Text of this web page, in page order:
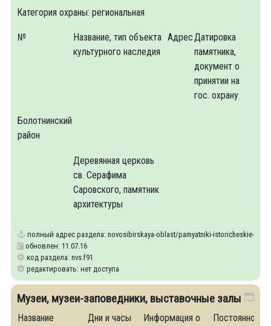
Категория охраны: региональная
№
Название, тип объекта
культурного наследия
АдресДатировка
памятника,
документ о
принятии на
гос. охрану
Болотнинский
район
Деревянная церковь
св. Серафима
Саровского, памятник
архитектуры
полный адрес раздела: novosibirskaya-oblast/pamyatniki-istoricheskie-
обновлен: 11.07.16
код раздела: nvs.f91
редактировать: нет доступа
Музеи, музеи-заповедники, выставочные залы
Название
Дни и часы
Информация о
Постоянно